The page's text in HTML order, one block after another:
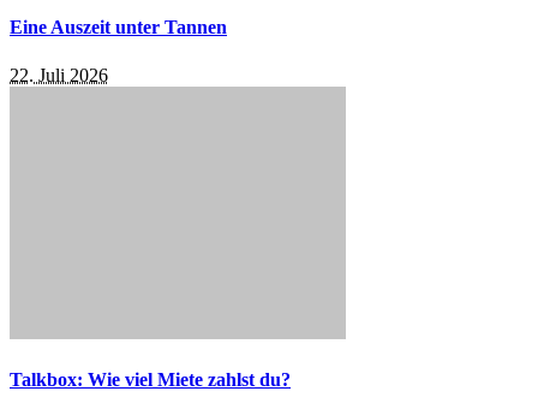
Eine Auszeit unter Tannen
22. Juli 2026
Talkbox: Wie viel Miete zahlst du?